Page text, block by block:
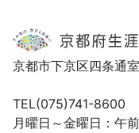
京都市下京区四条通
TEL(075)741-8600
月曜日～金曜日：午